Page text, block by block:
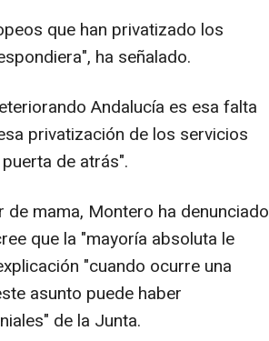
que han privatizado los
ha señalado.
Andalucía es esa falta
privatización de los servicios
de atrás".
mama, Montero ha denunciado
que la "mayoría absoluta le
"cuando ocurre una
asunto puede haber
de la Junta.